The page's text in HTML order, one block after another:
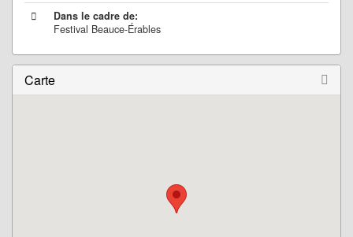
Dans le cadre de:
Festival Beauce-Érables
Carte